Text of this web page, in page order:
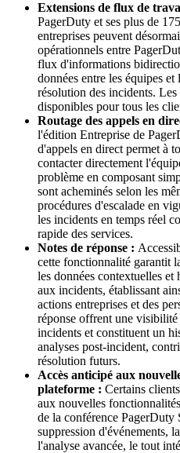
Extensions de flux de
PagerDuty et ses plus de
entreprises peuvent
opérationnels entre
flux d'informations
données entre les équipes
résolution des incidents.
disponibles pour tous les
Routage des appels en
l'édition Entreprise de
d'appels en direct permet à
contacter directement
problème en composant
sont acheminés selon les
procédures d'escalade en
les incidents en temps réel
rapide des services.
Notes de réponse :
cette fonctionnalité garantit
les données contextuelles et
aux incidents, établissant
actions entreprises et des
réponse offrent une visibilité
incidents et constituent un
analyses post-incident,
résolution futurs.
Accès anticipé aux
plateforme : Certains
aux nouvelles
de la conférence PagerDuty
suppression d'événements,
l'analyse avancée, le tout